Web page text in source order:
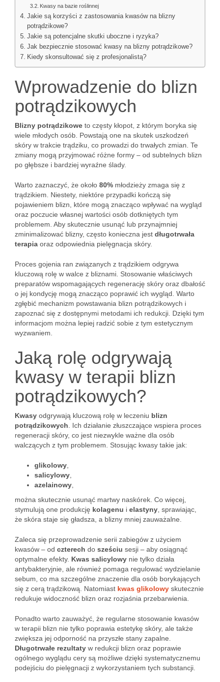
Kwasy na bazie roślinnej
Jakie są korzyści z zastosowania kwasów na blizny
potrądzikowe?
Jakie są potencjalne skutki uboczne i ryzyka?
Jak bezpiecznie stosować kwasy na blizny potrądzikowe?
Kiedy skonsultować się z profesjonalistą?
Wprowadzenie do blizn
potrądzikowych
Blizny potrądzikowe to częsty kłopot, z którym boryka się
wiele młodych osób. Powstają one na skutek uszkodzeń
skóry w trakcie trądziku, co prowadzi do trwałych zmian. Te
zmiany mogą przyjmować różne formy – od subtelnych blizn
po głębsze i bardziej wyraźne ślady.
Warto zaznaczyć, że około 80% młodzieży zmaga się z
trądzikiem. Niestety, niektóre przypadki kończą się
pojawieniem blizn, które mogą znacząco wpływać na wygląd
oraz poczucie własnej wartości osób dotkniętych tym
problemem. Aby skutecznie usunąć lub przynajmniej
zminimalizować blizny, często konieczna jest długotrwała
terapia oraz odpowiednia pielęgnacja skóry.
Proces gojenia ran związanych z trądzikiem odgrywa
kluczową rolę w walce z bliznami. Stosowanie właściwych
preparatów wspomagających regenerację skóry oraz dbałość
o jej kondycję mogą znacząco poprawić ich wygląd. Warto
zgłębić mechanizm powstawania blizn potrądzikowych i
zapoznać się z dostępnymi metodami ich redukcji. Dzięki tym
informacjom można lepiej radzić sobie z tym estetycznym
wyzwaniem.
Jaką rolę odgrywają
kwasy w terapii blizn
potrądzikowych?
Kwasy odgrywają kluczową rolę w leczeniu blizn
potrądzikowych . Ich działanie złuszczające wspiera proces
regeneracji skóry, co jest niezwykle ważne dla osób
walczących z tym problemem. Stosując kwasy takie jak:
glikolowy
salicylowy
azelainowy
można skutecznie usunąć martwy naskórek. Co więcej,
stymulują one produkcję kolagenu i elastyny , sprawiając,
że skóra staje się gładsza, a blizny mniej zauważalne.
Zaleca się przeprowadzenie serii zabiegów z użyciem
kwasów – od czterech do sześciu sesji – aby osiągnąć
optymalne efekty. Kwas salicylowy nie tylko działa
antybakteryjnie, ale również pomaga regulować wydzielanie
sebum, co ma szczególne znaczenie dla osób borykających
się z cerą trądzikową. Natomiast kwas glikolowy skutecznie
redukuje widoczność blizn oraz rozjaśnia przebarwienia.
Ponadto warto zauważyć, że regularne stosowanie kwasów
w terapii blizn nie tylko poprawia estetykę skóry, ale także
zwiększa jej odporność na przyszłe stany zapalne.
Długotrwałe rezultaty w redukcji blizn oraz poprawie
ogólnego wyglądu cery są możliwe dzięki systematycznemu
podejściu do pielęgnacji z wykorzystaniem tych substancji.